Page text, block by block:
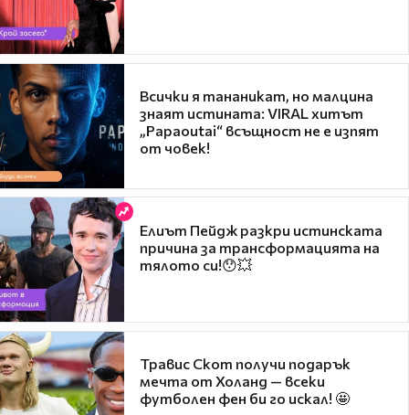
Всички я тананикат, но малцина
знаят истината: VIRAL хитът
„Papaoutai“ всъщност не е изпят
от човек!
Елиът Пейдж разкри истинската
причина за трансформацията на
тялото си!😯💥
Травис Скот получи подарък
мечта от Холанд — всеки
футболен фен би го искал! 🤩